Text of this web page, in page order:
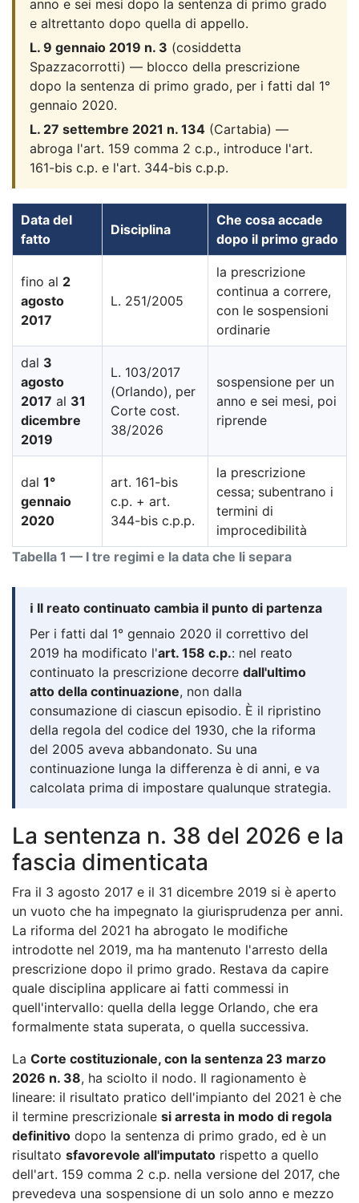
anno e sei mesi dopo la sentenza di primo grado
e altrettanto dopo quella di appello.
L. 9 gennaio 2019 n. 3 (cosiddetta
Spazzacorrotti) — blocco della prescrizione
dopo la sentenza di primo grado, per i fatti dal 1°
gennaio 2020.
L. 27 settembre 2021 n. 134 (Cartabia) —
abroga l'art. 159 comma 2 c.p., introduce l'art.
161-bis c.p. e l'art. 344-bis c.p.p.
Tabella 1 — I tre regimi e la data che li separa
Data del
fatto
Disciplina
Che cosa accade
dopo il primo grado
fino al 2
agosto
2017
L. 251/2005
la prescrizione
continua a correre,
con le sospensioni
ordinarie
dal 3
agosto
2017 al 31
dicembre
2019
L. 103/2017
(Orlando), per
Corte cost.
38/2026
sospensione per un
anno e sei mesi, poi
riprende
dal 1°
gennaio
2020
art. 161-bis
c.p. + art.
344-bis c.p.p.
la prescrizione
cessa; subentrano i
termini di
improcedibilità
ℹ️ Il reato continuato cambia il punto di partenza
Per i fatti dal 1° gennaio 2020 il correttivo del
2019 ha modificato l'art. 158 c.p.: nel reato
continuato la prescrizione decorre dall'ultimo
atto della continuazione, non dalla
consumazione di ciascun episodio. È il ripristino
della regola del codice del 1930, che la riforma
del 2005 aveva abbandonato. Su una
continuazione lunga la differenza è di anni, e va
calcolata prima di impostare qualunque strategia.
La sentenza n. 38 del 2026 e la
fascia dimenticata
Fra il 3 agosto 2017 e il 31 dicembre 2019 si è aperto
un vuoto che ha impegnato la giurisprudenza per anni.
La riforma del 2021 ha abrogato le modifiche
introdotte nel 2019, ma ha mantenuto l'arresto della
prescrizione dopo il primo grado. Restava da capire
quale disciplina applicare ai fatti commessi in
quell'intervallo: quella della legge Orlando, che era
formalmente stata superata, o quella successiva.
La Corte costituzionale, con la sentenza 23 marzo
2026 n. 38, ha sciolto il nodo. Il ragionamento è
lineare: il risultato pratico dell'impianto del 2021 è che
il termine prescrizionale si arresta in modo di regola
definitivo dopo la sentenza di primo grado, ed è un
risultato sfavorevole all'imputato rispetto a quello
dell'art. 159 comma 2 c.p. nella versione del 2017, che
prevedeva una sospensione di un solo anno e mezzo